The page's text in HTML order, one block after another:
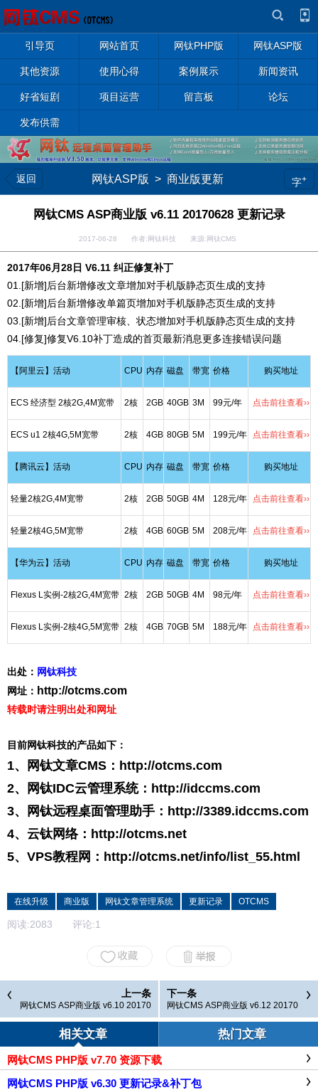
引导页 网站首页 网钛PHP版 网钛ASP版
其他资源 使用心得 案例展示 新闻资讯
好省短剧 项目运营 留言板 论坛
发布供需
返回 网钛ASP版 > 商业版更新 字+
网钛CMS ASP商业版 v6.11 20170628 更新记录
2017-06-28 作者:网钛科技 来源:网钛CMS
2017年06月28日 V6.11 纠正修复补丁
01.[新增]后台新增修改文章增加对手机版静态页生成的支持
02.[新增]后台新增修改单篇页增加对手机版静态页生成的支持
03.[新增]后台文章管理审核、状态增加对手机版静态页生成的支持
04.[修复]修复V6.10补丁造成的首页最新消息更多连接错误问题
【阿里云】活动 CPU 内存 磁盘 带宽 价格 购买地址
ECS 经济型 2核2G,4M宽带 2核 2GB 40GB 3M 99元/年 点击前往查看››
ECS u1 2核4G,5M宽带 2核 4GB 80GB 5M 199元/年 点击前往查看››
【腾讯云】活动 CPU 内存 磁盘 带宽 价格 购买地址
轻量2核2G,4M宽带 2核 2GB 50GB 4M 128元/年 点击前往查看››
轻量2核4G,5M宽带 2核 4GB 60GB 5M 208元/年 点击前往查看››
【华为云】活动 CPU 内存 磁盘 带宽 价格 购买地址
Flexus L实例-2核2G,4M宽带 2核 2GB 50GB 4M 98元/年 点击前往查看››
Flexus L实例-2核4G,5M宽带 2核 4GB 70GB 5M 188元/年 点击前往查看››
出处： 网钛科技
网址： http://otcms.com
转载时请注明出处和网址
目前网钛科技的产品如下：
1、网钛文章CMS： http://otcms.com
2、网钛IDC云管理系统： http://idccms.com
3、网钛远程桌面管理助手： http://3389.idccms.com
4、云钛网络： http://otcms.net
5、VPS教程网： http://otcms.net/info/list_55.html
在线升级 商业版 网钛文章管理系统 更新记录 OTCMS
阅读:2083 评论:1
上一条
网钛CMS ASP商业版 v6.10 20170
下一条
网钛CMS ASP商业版 v6.12 20170
相关文章 热门文章
网钛CMS PHP版 v7.70 资源下载
网钛CMS PHP版 v6.30 更新记录&补丁包